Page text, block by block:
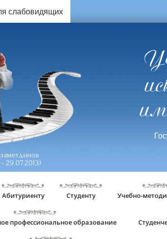
слабовидящих
29.07.2013)
Абитуриенту Студенту Учебно-
профессиональное образование